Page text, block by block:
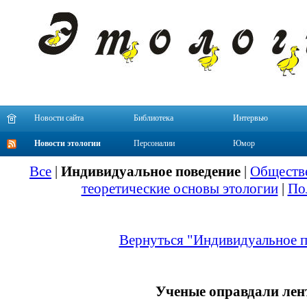
Новости сайта Библиотека Интервью
Новости этологии Персоналии Юмор
Все | Индивидуальное поведение |
теоретические основы этологии|
Вернуться "Индивидуальное
Ученые оправдали